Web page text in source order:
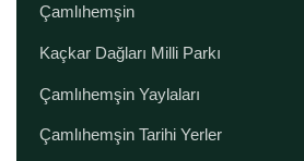
Çamlıhemşin
Kaçkar Dağları Milli Parkı
Çamlıhemşin Yaylaları
Çamlıhemşin Tarihi Yerler